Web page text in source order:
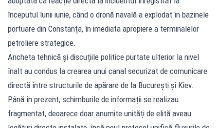
începutul lunii iunie, când o dronă navală a explodat în bazinele
portuare din Constanța, în imediata apropiere a terminalelor
petroliere strategice.
Ancheta tehnică și discuțiile politice purtate ulterior la nivel
înalt au condus la crearea unui canal securizat de comunicare
directă între structurile de apărare de la București și Kiev.
Până în prezent, schimburile de informații se realizau
fragmentat, deoarece doar anumite unități de elită aveau